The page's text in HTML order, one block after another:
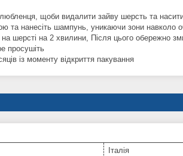
щоби видалити зайву шерсть та
та нанесіть шампунь, уникаючи зони навколо
шерсті на 2 хвилини, Після цього обережно
просушіть
із моменту відкриття пакування
Італія